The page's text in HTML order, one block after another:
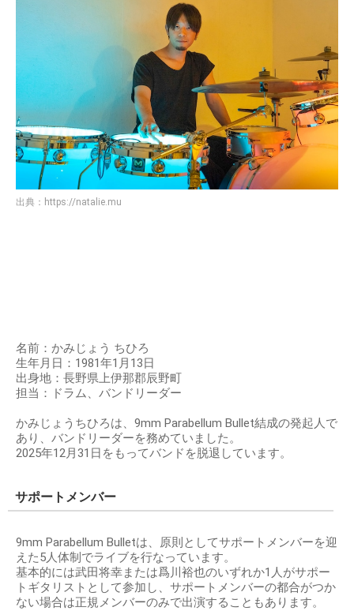
出典： https://natalie.mu
名前：かみじょう ちひろ
生年月日：1981年1月13日
出身地：長野県上伊那郡辰野町
担当：ドラム、バンドリーダー
かみじょうちひろは、9mm Parabellum Bullet結成の発起人で
あり、バンドリーダーを務めていました。
2025年12月31日をもってバンドを脱退しています。
サポートメンバー
9mm Parabellum Bulletは、原則としてサポートメンバーを迎
えた5人体制でライブを行なっています。
基本的には武田将幸または爲川裕也のいずれか1人がサポー
トギタリストとして参加し、サポートメンバーの都合がつか
ない場合は正規メンバーのみで出演することもあります。